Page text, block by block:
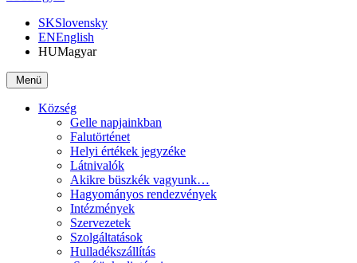
SKSlovensky
ENEnglish
HUMagyar
Menü
Község
Gelle napjainkban
Falutörténet
Helyi értékek jegyzéke
Látnivalók
Akikre büszkék vagyunk…
Hagyományos rendezvények
Intézmények
Szervezetek
Szolgáltatások
Hulladékszállítás